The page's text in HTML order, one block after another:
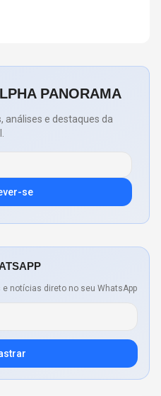
PANORAMA
análises e destaques da
se
notícias direto no seu WhatsApp